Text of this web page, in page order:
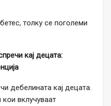
толку се поголеми
кај децата:
дебелината кај децата.
вклучуваат